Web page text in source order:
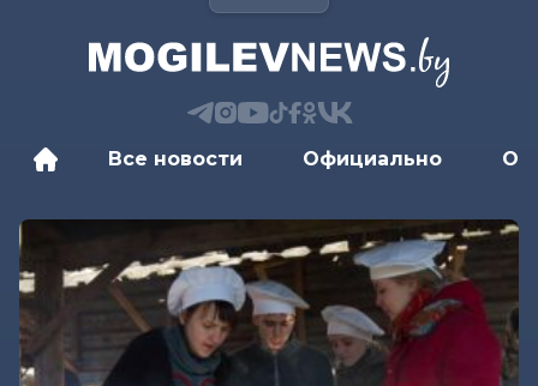
Все новости Официально